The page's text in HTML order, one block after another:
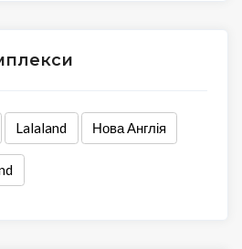
Lalaland Нова Англія